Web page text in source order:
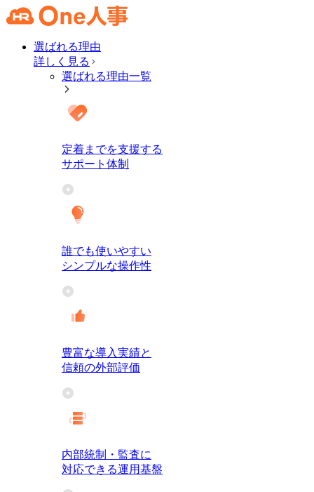
選ばれる理由
詳しく見る
選ばれる理由一覧
定着までを支援する
サポート体制
誰でも使いやすい
シンプルな操作性
豊富な導入実績と
信頼の外部評価
内部統制・監査に
対応できる運用基盤